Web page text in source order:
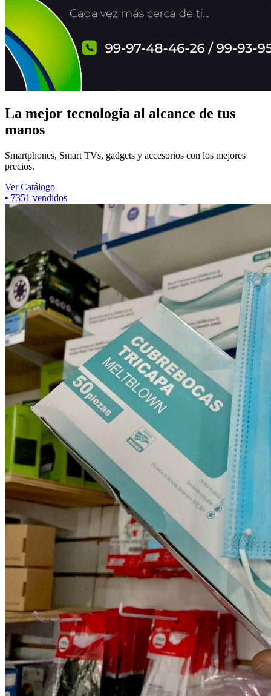
La mejor tecnología al alcance de tus
manos
Smartphones, Smart TVs, gadgets y accesorios con los mejores
precios.
Ver Catálogo
• 7351 vendidos